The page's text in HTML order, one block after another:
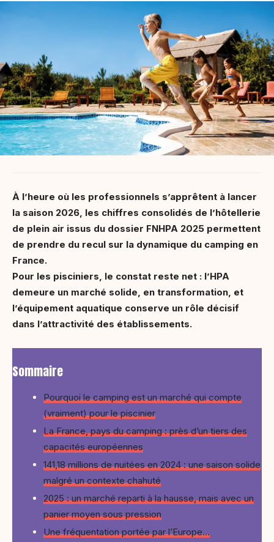
À l’heure où les professionnels s’apprêtent à lancer
la saison 2026, les chiffres consolidés de l’hôtellerie
de plein air issus du dossier FNHPA 2025 permettent
de prendre du recul sur la dynamique du camping en
France.
Pour les pisciniers, le constat reste net : l’HPA
demeure un marché solide, en transformation, et
l’équipement aquatique conserve un rôle décisif
dans l’attractivité des établissements.
Sommaire
Pourquoi le camping est un marché qui compte
(vraiment) pour le piscinier
La France, pays du camping : près d’un tiers des
capacités européennes
141,18 millions de nuitées en 2024 : une saison solide
malgré un contexte chahuté
2025 : un marché reparti à la hausse, mais avec un
panier moyen sous pression
Une fréquentation portée par l’Europe…